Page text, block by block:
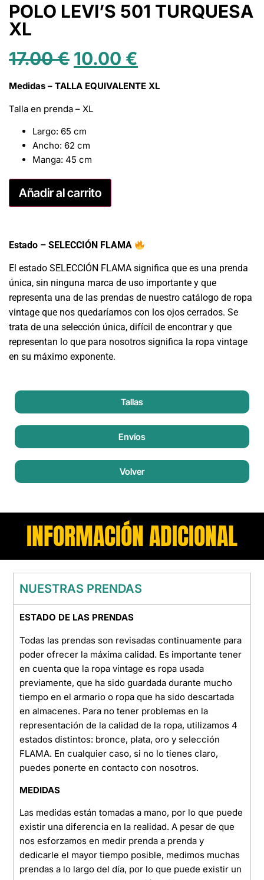
POLO LEVI’S 501 TURQUESA
XL
17.00€ 10.00 €
Medidas – TALLA EQUIVALENTE XL
Talla en prenda – XL
Largo: 65 cm
Ancho: 62 cm
Manga: 45 cm
Añadir al carrito
Estado – SELECCIÓN FLAMA
El estado SELECCIÓN FLAMA significa que es una prenda
única, sin ninguna marca de uso importante y que
representa una de las prendas de nuestro catálogo de ropa
vintage que nos quedaríamos con los ojos cerrados. Se
trata de una selección única, difícil de encontrar y que
representan lo que para nosotros significa la ropa vintage
en su máximo exponente.
Tallas
Envíos
Volver
INFORMACIÓN ADICIONAL
NUESTRAS PRENDAS
ESTADO DE LAS PRENDAS
Todas las prendas son revisadas continuamente para
poder ofrecer la máxima calidad. Es importante tener
en cuenta que la ropa vintage es ropa usada
previamente, que ha sido guardada durante mucho
tiempo en el armario o ropa que ha sido descartada
en almacenes. Para no tener problemas en la
representación de la calidad de la ropa, utilizamos 4
estados distintos: bronce, plata, oro y selección
FLAMA. En cualquier caso, si no lo tienes claro,
puedes ponerte en contacto con nosotros.
MEDIDAS
Las medidas están tomadas a mano, por lo que puede
existir una diferencia en la realidad. A pesar de que
nos esforzamos en medir prenda a prenda y
dedicarle el mayor tiempo posible, medimos muchas
prendas a lo largo del día, por lo que puede existir un